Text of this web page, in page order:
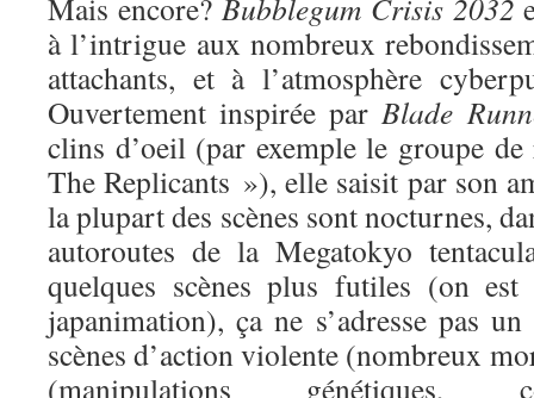
Mais encore? Bubblegum Crisis 2032
à l’intrigue aux nombreux
attachants, et à l’atmosphère
Ouvertement inspirée parBlade
clins d’oeil (par exemple le groupe
The Replicants »), elle saisit par son
la plupart des scènes sont nocturnes,
autoroutes de la Megatokyo
quelques scènes plus futiles (on
japanimation), ça ne s’adresse pas
scènes d’action violente (nombreux
(manipulations génétiques,